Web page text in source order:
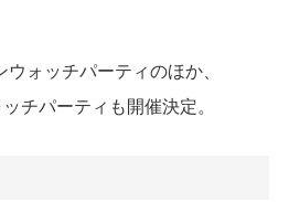
ォッチパーティのほか、
チパーティも開催決定。